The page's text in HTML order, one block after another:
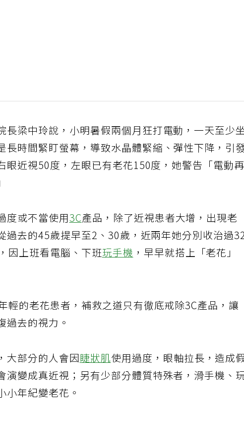
長梁中玲說，小明暑假兩個月狂打電動，一天至少
長時間緊盯螢幕，導致水晶體緊縮、彈性下降，引
眼近視50度，左眼已有老花150度，她警告「電動再
度或不當使用3C產品，除了近視患者大增，出現老
過去的45歲提早至2、30歲，近兩年她分別收治過
因上班看電腦、下班玩手機 ，早早就搭上「老花」
輕的老花患者，補救之道只有徹底戒除3C產品，讓
過去的視力。
大部分的人會因睫狀肌使用過度，眼軸拉長，造成
演變成真近視；另有少部分體質特殊者，滑手機、
小年紀變老花。